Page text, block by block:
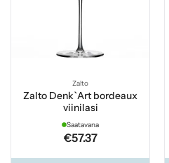
Zalto
Zalto Denk`Art bordeaux
viinilasi
Saatavana
€57.37